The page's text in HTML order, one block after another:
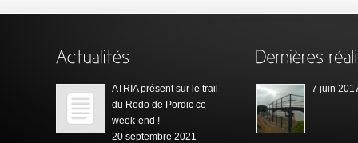
ATRIA présent sur le trail
du Rodo de Pordic ce
week-end !
20 septembre 2021
7 juin